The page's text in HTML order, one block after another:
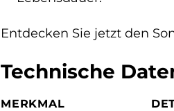
Entdecken Sie jetzt den
Technische
MERKMAL